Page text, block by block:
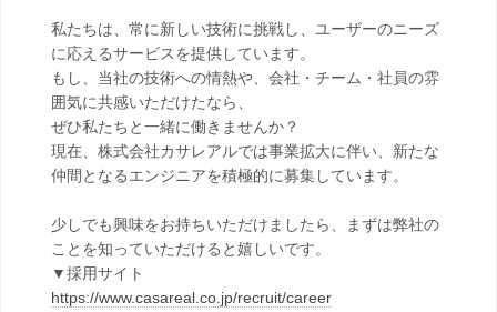
私たちは、常に新しい技術に挑戦し、ユーザーのニーズ
に応えるサービスを提供しています。
もし、当社の技術への情熱や、会社・チーム・社員の雰
囲気に共感いただけたなら、
ぜひ私たちと一緒に働きませんか？
現在、株式会社カサレアルでは事業拡大に伴い、新たな
仲間となるエンジニアを積極的に募集しています。
少しでも興味をお持ちいただけましたら、まずは弊社の
ことを知っていただけると嬉しいです。
▼採用サイト
https://www.casareal.co.jp/recruit/career